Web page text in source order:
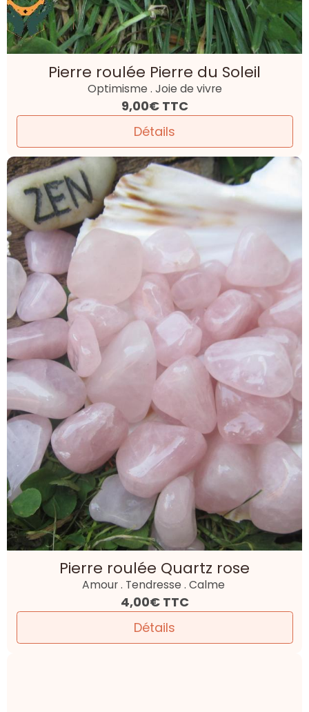
Pierre roulée Pierre du Soleil
Optimisme . Joie de vivre
9,00€ TTC
Détails
Pierre roulée Quartz rose
Amour . Tendresse . Calme
4,00€ TTC
Détails